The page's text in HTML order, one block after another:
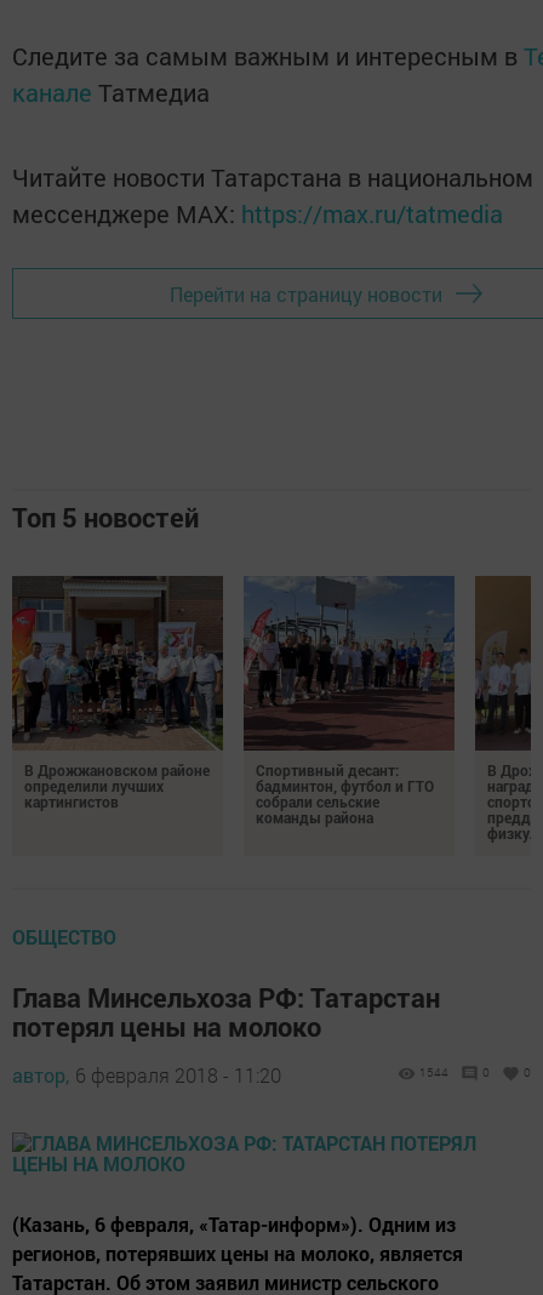
Следите за самым важным и интересным в
канале Татмедиа
Читайте новости Татарстана в национальном
мессенджере MАХ: https://max.ru/tatmedia
Перейти на страницу новости
Топ 5 новостей
В Дрожжановском районе
определили лучших
картингистов
Спортивный десант:
бадминтон, футбол и ГТО
собрали сельские
команды района
В
ОБЩЕСТВО
Глава Минсельхоза РФ: Татарстан
потерял цены на молоко
автор, 6 февраля 2018 - 11:20 1544 0 0
(Казань, 6 февраля, «Татар-информ»). Одним из
регионов, потерявших цены на молоко, является
Татарстан. Об этом заявил министр сельского